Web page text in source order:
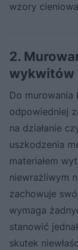
wzory
2.
wykwitów
Do
odpowiedniej
na działanie
uszkodzenia
materiałem
niewrażliwym
zachowuje
wymaga
stanowić
skutek